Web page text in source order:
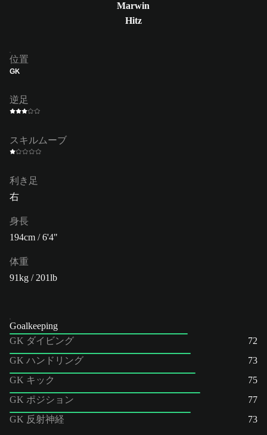
Marwin
Hitz
位置
GK
逆足
スキルムーブ
利き足
右
身長
194cm / 6'4"
体重
91kg / 201lb
Goalkeeping
GK ダイビング
72
GK ハンドリング
73
GK キック
75
GK ポジション
77
GK 反射神経
73